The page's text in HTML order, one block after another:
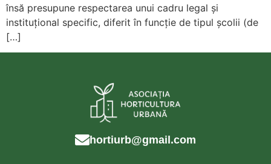
însă presupune respectarea unui cadru legal și
instituțional specific, diferit în funcție de tipul școlii (de
[…]
hortiurb@gmail.com